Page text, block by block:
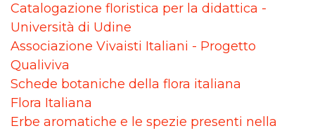
Catalogazione floristica per la didattica -
Università di Udine
Associazione Vivaisti Italiani - Progetto
Qualiviva
Schede botaniche della flora italiana
Flora Italiana
Erbe aromatiche e le spezie presenti nella